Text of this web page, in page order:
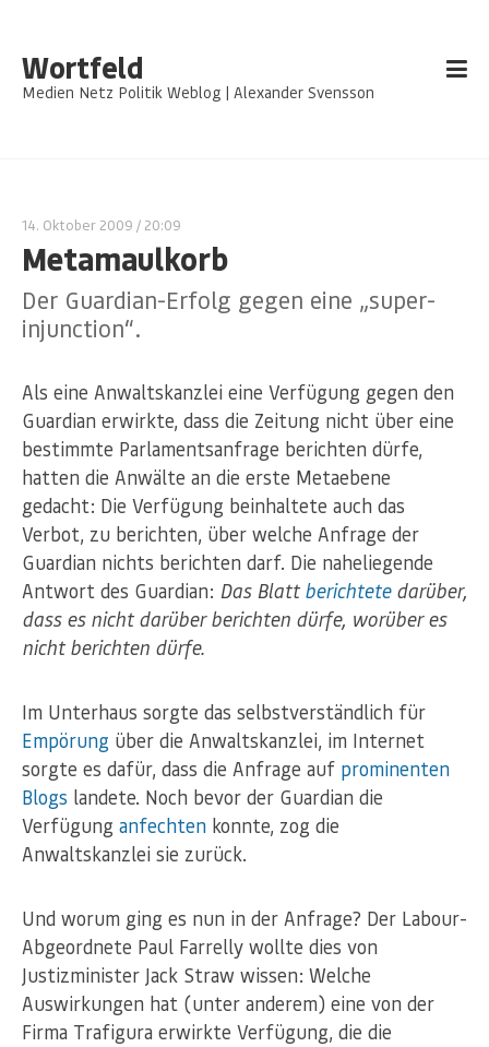
Wortfeld
Medien Netz Politik Weblog | Alexander Svensson
14. Oktober 2009 / 20:09
Metamaulkorb
Der Guardian-Erfolg gegen eine „super-
injunction“.
Als eine Anwaltskanzlei eine Verfügung gegen den
Guardian erwirkte, dass die Zeitung nicht über eine
bestimmte Parlamentsanfrage berichten dürfe,
hatten die Anwälte an die erste Metaebene
gedacht: Die Verfügung beinhaltete auch das
Verbot, zu berichten, über welche Anfrage der
Guardian nichts berichten darf. Die naheliegende
Antwort des Guardian: Das Blatt berichtetedarüber,
dass es nicht darüber berichten dürfe, worüber es
nicht berichten dürfe.
Im Unterhaus sorgte das selbstverständlich für
Empörung über die Anwaltskanzlei, im Internet
sorgte es dafür, dass die Anfrage auf prominenten
Blogs landete. Noch bevor der Guardian die
Verfügung anfechten konnte, zog die
Anwaltskanzlei sie zurück.
Und worum ging es nun in der Anfrage? Der Labour-
Abgeordnete Paul Farrelly wollte dies von
Justizminister Jack Straw wissen: Welche
Auswirkungen hat (unter anderem) eine von der
Firma Trafigura erwirkte Verfügung, die die